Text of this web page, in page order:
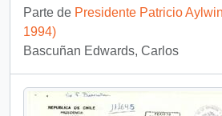
Parte de Presidente Patricio
1994)
Bascuñan Edwards, Carlos